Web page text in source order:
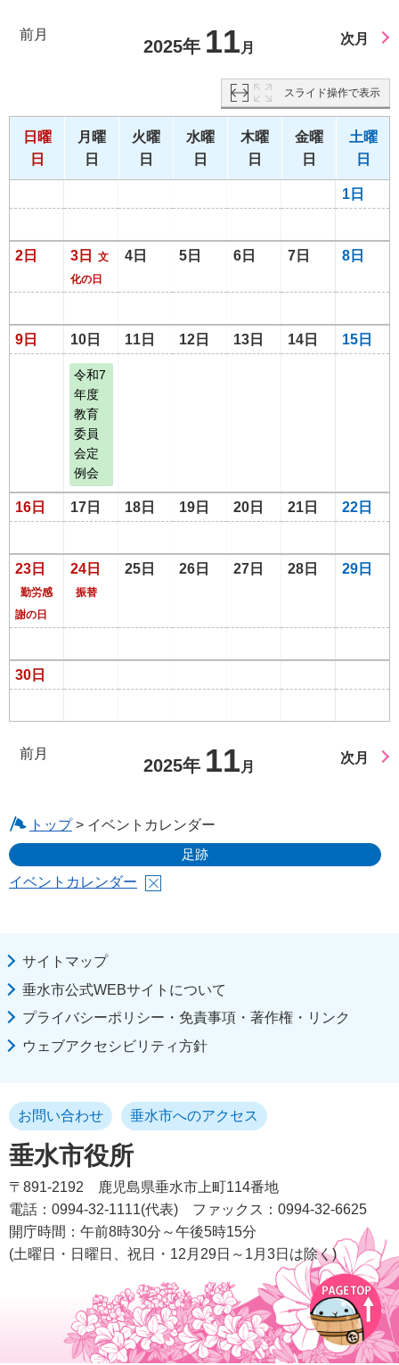
前月
2025年 11 月
次月
スライド操作で表示
日曜
日
月曜
日
火曜
日
水曜
日
木曜
日
金曜
日
土曜
日
1日
2日 3日
文
化の日
4日 5日 6日 7日 8日
9日 10日 11日 12日 13日 14日 15日
令和7
年度
教育
委員
会定
例会
16日 17日 18日 19日 20日 21日 22日
23日
勤労感
謝の日
24日
振替
25日 26日 27日 28日 29日
30日
前月
2025年 11 月
次月
トップ> イベントカレンダー
足跡
イベントカレンダー
サイトマップ
垂水市公式WEBサイトについて
プライバシーポリシー・免責事項・著作権・リンク
ウェブアクセシビリティ方針
垂水市役所
お問い合わせ 垂水市へのアクセス
〒891-2192
鹿児島県垂水市上町114番地
電話：0994-32-1111(代表)
ファックス：0994-32-6625
開庁時間：午前8時30分～午後5時15分
(土曜日・日曜日、祝日・12月29日～1月3日は除く)